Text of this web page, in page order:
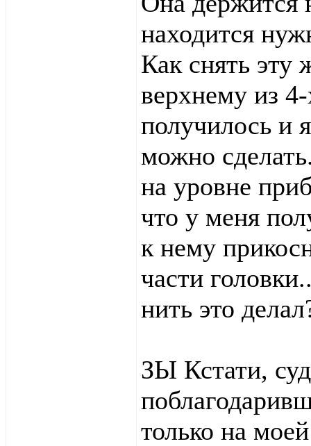
находится
Как снять эту
верхнему из
получилось и
можно
на уровне
что у меня
к нему
части
нить это
ЗЫ Кстати,
только на